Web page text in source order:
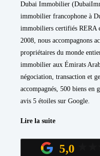
Dubai Immobilier
immobilier francophone à
immobiliers certifiés RERA
2008, nous accompagnons
propriétaires du monde
immobilier aux Émirats
négociation, transaction et
accompagnés, 500 biens en
avis 5 étoiles sur Google.
Lire la suite
5,0